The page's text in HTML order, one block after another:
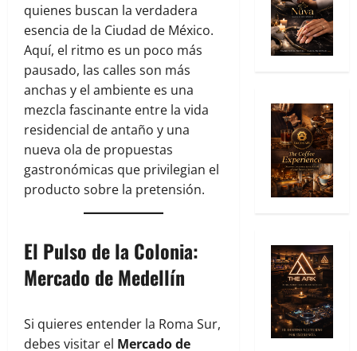
quienes buscan la verdadera
esencia de la Ciudad de México.
Aquí, el ritmo es un poco más
pausado, las calles son más
anchas y el ambiente es una
mezcla fascinante entre la vida
residencial de antaño y una
nueva ola de propuestas
gastronómicas que privilegian el
producto sobre la pretensión.
El Pulso de la Colonia:
Mercado de Medellín
Si quieres entender la Roma Sur,
debes visitar el Mercado de